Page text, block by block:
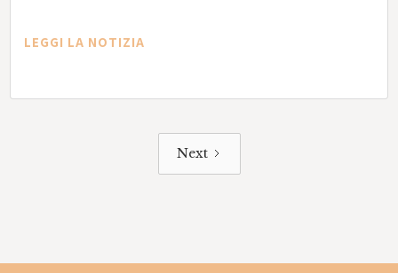
LEGGI LA NOTIZIA
Next